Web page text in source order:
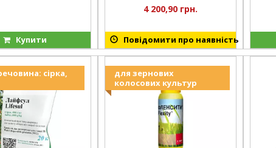
Купити
4 200,90 грн.
Повідомити про наявність
сірка,
для зернових
колосових культур